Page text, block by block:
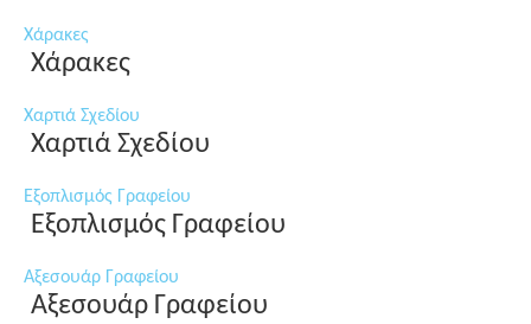
Χάρακες
Χάρακες
Χαρτιά Σχεδίου
Χαρτιά Σχεδίου
Εξοπλισμός Γραφείου
Εξοπλισμός Γραφείου
Αξεσουάρ Γραφείου
Αξεσουάρ Γραφείου